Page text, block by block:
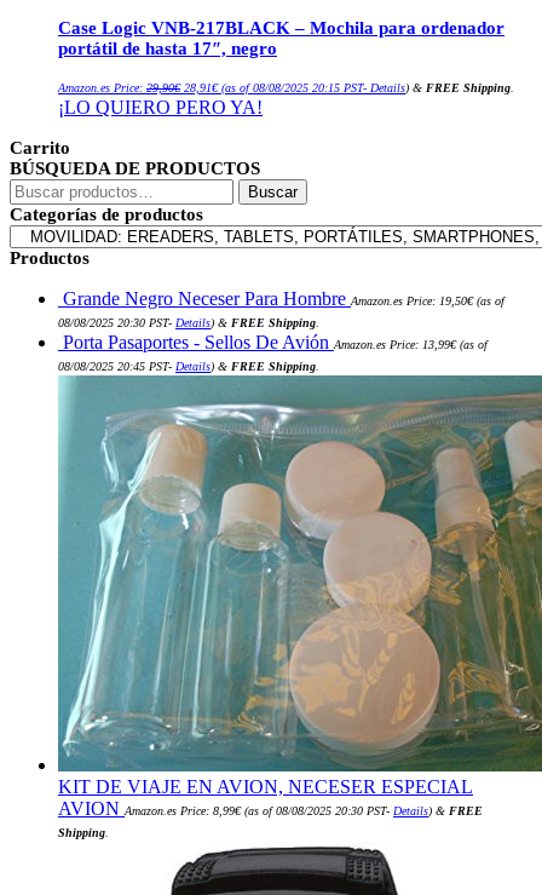
Case Logic VNB-217BLACK – Mochila para ordenador
portátil de hasta 17″, negro
Amazon.es Price: 29,90€precio
original
era:
28,91€precio
actual
es:
(as of 08/08/2025 20:15 PST- Details) & FREE Shipping
¡LO QUIERO PERO YA!
Carrito
BÚSQUEDA DE PRODUCTOS
Buscar
por:
Buscar
Categorías de productos
Productos
Grande Negro Neceser Para Hombre Amazon.es Price: 19,50€(as of
08/08/2025 20:30 PST- Details) & FREE Shipping
Porta Pasaportes - Sellos De Avión Amazon.es Price: 13,99€(as of
08/08/2025 20:45 PST- Details) & FREE Shipping
KIT DE VIAJE EN AVION, NECESER ESPECIAL
AVION Amazon.es Price: 8,99€(as of 08/08/2025 20:30 PST- Details) & FREE
Shipping